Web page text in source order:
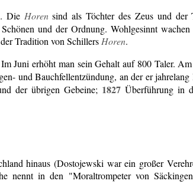
Die Horensind als Töchter des Zeus und der
und der Ordnung. Wohlgesinnt
Tradition von Schillers Horen.
Juni erhöht man sein Gehalt auf 800 Taler.
und Bauchfellentzündung, an der er
der übrigen Gebeine; 1827 Überführung in
hinaus (Dostojewski war ein großer
nennt in den "Moraltrompeter von